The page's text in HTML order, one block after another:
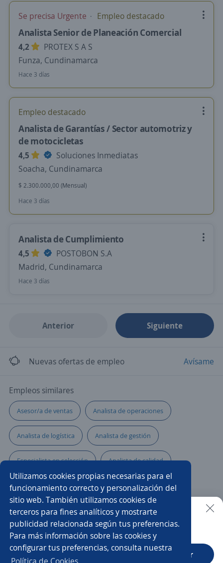
Utilizamos cookies propias necesarias para el
funcionamiento correcto y personalización del
sitio web. También utilizamos cookies de
terceros para fines analíticos y mostrarte
publicidad relacionada según tus preferencias.
Para más información sobre las cookies y
configurar tus preferencias, consulta nuestra
Se precisa Urgente Empleo destacado
Analista Senior de Planeación Comercial
4,2
PROTEX S A S
Funza, Cundinamarca
Hace 3 días
Empleo destacado
Analista de Garantías / Sector automotriz y
de motocicletas
4,5
Soluciones Inmediatas
Soacha, Cundinamarca
$ 2.300.000,00 (Mensual)
Hace 3 días
Analista de Cumplimiento
4,5
POSTOBON S.A
Madrid, Cundinamarca
Hace 3 días
Anterior Siguiente
Nuevas ofertas de empleo Avísame
Empleos similares
Asesor/a de ventas Analista de operaciones
Analista de logística Analista de gestión
Especialista en selección Analista de calidad
Analista de soporte Analista programador
Servicio al cliente Analista de seguridad
Asesor/a comercial de libranza Analista de datos
Analista de costos
Buscar es más fácil en la app
CT App Abrir